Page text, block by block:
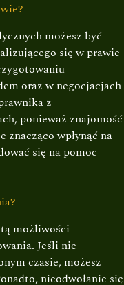
możesz być
się w prawie
oraz w negocjacjach
z
ponieważ znajomość
wpłynąć na
się na pomoc
możliwości
Jeśli nie
czasie, możesz
nieodwołanie się